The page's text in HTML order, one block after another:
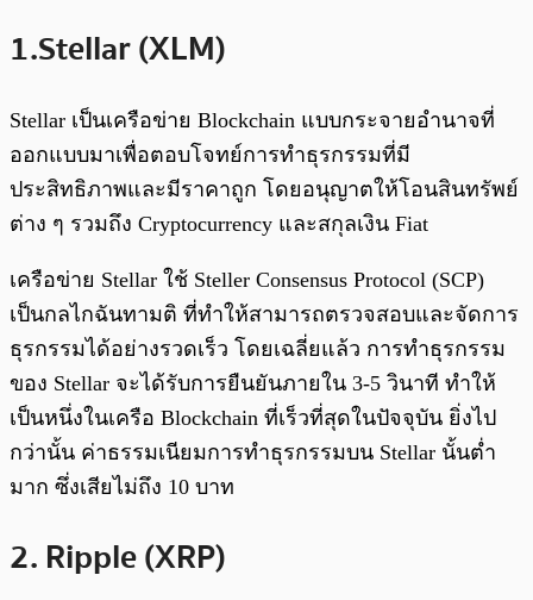
1.Stellar (XLM)
Stellar เป็นเครือข่าย Blockchain แบบกระจายอำนาจที่
ออกแบบมาเพื่อตอบโจทย์การทำธุรกรรมที่มี
ประสิทธิภาพและมีราคาถูก โดยอนุญาตให้โอนสินทรัพย์
ต่าง ๆ รวมถึง Cryptocurrency และสกุลเงิน Fiat
เครือข่าย Stellar ใช้ Steller Consensus Protocol (SCP)
เป็นกลไกฉันทามติ ที่ทำให้สามารถตรวจสอบและจัดการ
ธุรกรรมได้อย่างรวดเร็ว โดยเฉลี่ยแล้ว การทำธุรกรรม
ของ Stellar จะได้รับการยืนยันภายใน 3-5 วินาที ทำให้
เป็นหนึ่งในเครือ Blockchain ที่เร็วที่สุดในปัจจุบัน ยิ่งไป
กว่านั้น ค่าธรรมเนียมการทำธุรกรรมบน Stellar นั้นต่ำ
มาก ซึ่งเสียไม่ถึง 10 บาท
2. Ripple (XRP)